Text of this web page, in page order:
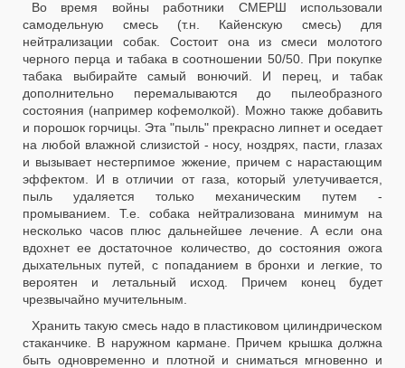
Во время войны работники СМЕРШ использовали
самодельную смесь (т.н. Кайенскую смесь) для
нейтрализации собак. Состоит она из смеси молотого
черного перца и табака в соотношении 50/50. При покупке
табака выбирайте самый вонючий. И перец, и табак
дополнительно перемалываются до пылеобразного
состояния (например кофемолкой). Можно также добавить
и порошок горчицы. Эта "пыль" прекрасно липнет и оседает
на любой влажной слизистой - носу, ноздрях, пасти, глазах
и вызывает нестерпимое жжение, причем с нарастающим
эффектом. И в отличии от газа, который улетучивается,
пыль удаляется только механическим путем -
промыванием. Т.е. собака нейтрализована минимум на
несколько часов плюс дальнейшее лечение. А если она
вдохнет ее достаточное количество, до состояния ожога
дыхательных путей, с попаданием в бронхи и легкие, то
вероятен и летальный исход. Причем конец будет
чрезвычайно мучительным.
Хранить такую смесь надо в пластиковом цилиндрическом
стаканчике. В наружном кармане. Причем крышка должна
быть одновременно и плотной и сниматься мгновенно и